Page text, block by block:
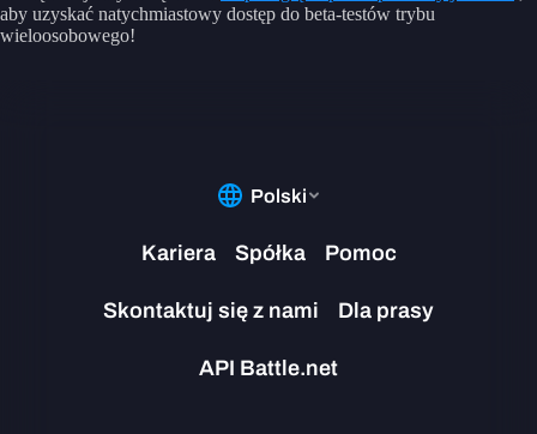
aby uzyskać natychmiastowy dostęp do beta-testów trybu
wieloosobowego!